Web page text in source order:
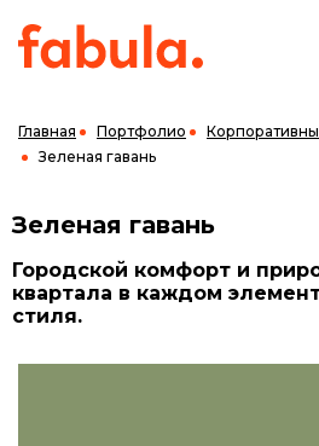
Главная Портфолио
Зеленая гавань
Зеленая гавань
Городской комфорт и
квартала в каждом
стиля.